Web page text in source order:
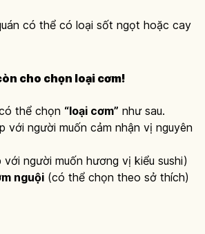
có thể có loại sốt ngọt hoặc cay
cho chọn loại cơm!
thể chọn “loại cơm” như sau.
với người muốn cảm nhận vị nguyên
với người muốn hương vị kiểu sushi)
nguội (có thể chọn theo sở thích)